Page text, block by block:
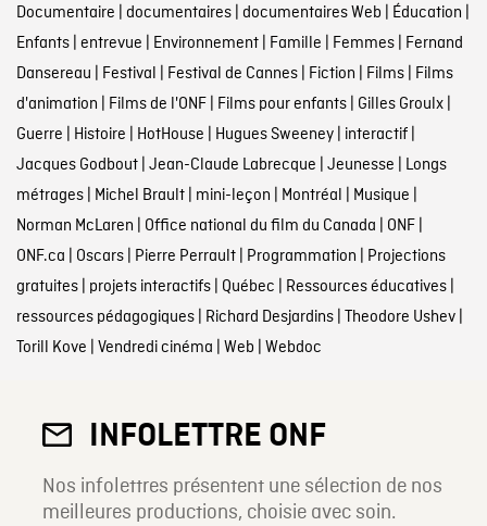
Documentaire documentaires| documentaires Web Éducation
Enfants| entrevue Environnement| Famille Femmes| Fernand
Dansereau Festival Festival de Cannes| Fiction Films| Films
d'animation Films de l'ONF| Films pour enfants| Gilles Groulx|
Guerre Histoire HotHouse Hugues Sweeney| interactif|
Jacques Godbout| Jean-Claude Labrecque Jeunesse Longs
métrages| Michel Brault| mini-leçon Montréal Musique
Norman McLaren Office national du film du Canada ONF|
ONF.ca Oscars| Pierre Perrault| Programmation Projections
gratuites| projets interactifs| Québec Ressources éducatives|
ressources pédagogiques| Richard Desjardins| Theodore Ushev|
Torill Kove Vendredi cinéma Web Webdoc
INFOLETTRE ONF
Nos infolettres présentent une sélection de nos
meilleures productions, choisie avec soin.